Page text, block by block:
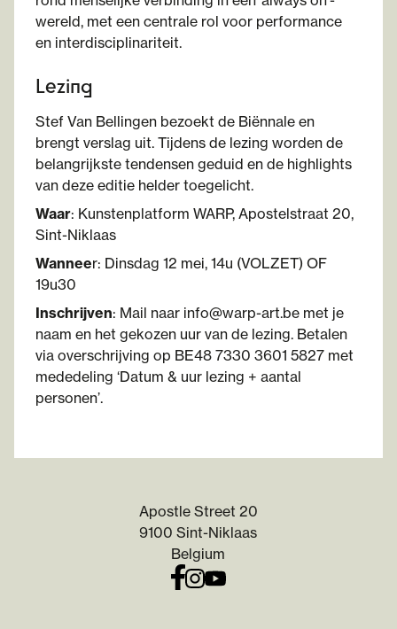
wereld, met een centrale rol voor performance
en interdisciplinariteit.
Lezing
Stef Van Bellingen bezoekt de Biënnale en
brengt verslag uit. Tijdens de lezing worden de
belangrijkste tendensen geduid en de highlights
van deze editie helder toegelicht.
Waar: Kunstenplatform WARP, Apostelstraat 20,
Sint-Niklaas
Wanneer: Dinsdag 12 mei, 14u (VOLZET) OF
19u30
Inschrijven: Mail naar info@warp-art.be met je
naam en het gekozen uur van de lezing. Betalen
via overschrijving op BE48 7330 3601 5827 met
mededeling ‘Datum & uur lezing + aantal
personen’.
Apostle Street 20
9100 Sint-Niklaas
Belgium